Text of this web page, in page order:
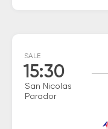
SALE
15:30
San Nicolas
Parador